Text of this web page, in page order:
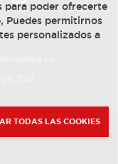
392
para poder ofrecerte
Puedes permitirnos
personalizados a
TODAS LAS COOKIES